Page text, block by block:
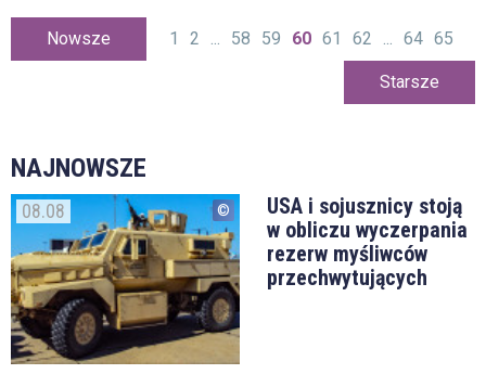
Nowsze 1 2 ... 58 59 60 61 62 ... 64 65
Starsze
NAJNOWSZE
08.08
USA i sojusznicy stoją
w obliczu wyczerpania
rezerw myśliwców
przechwytujących